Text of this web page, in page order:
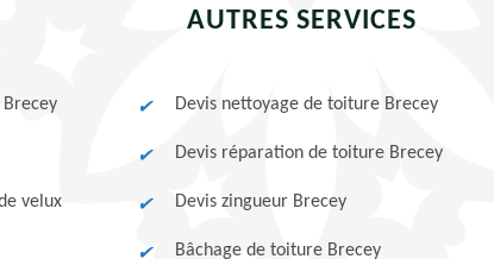
AUTRES SERVICES
velux
Devis nettoyage de toiture Brecey
Devis réparation de toiture Brecey
Devis zingueur Brecey
Bâchage de toiture Brecey